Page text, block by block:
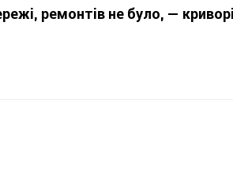
ремонтів не було, —